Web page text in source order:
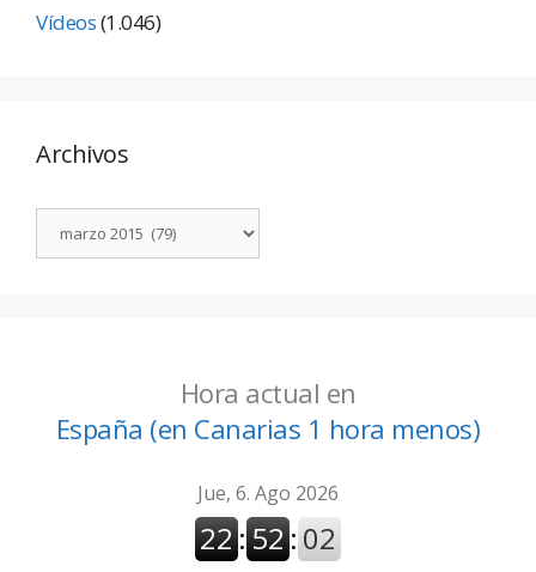
Vídeos(1.046)
Archivos
Hora actual en
España (en Canarias 1 hora menos)